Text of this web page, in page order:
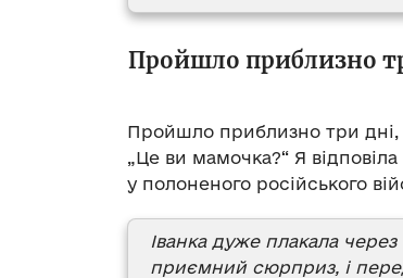
Пройшло приблизно
Пройшло приблизно три дні,
„Це ви мамочка?“ Я
у полоненого російського
Іванка дуже плакала
приємний сюрприз, і